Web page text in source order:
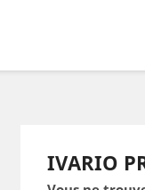
IVARIO